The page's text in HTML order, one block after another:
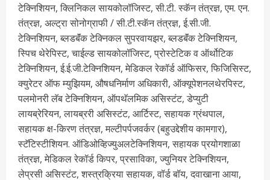
टेक्निशियन, क्लिनिकल सायकोलॉजिस्ट, सी.टी. स्कॅन तंत्रज्ञ, एम. एन.
तंत्रज्ञ, अल्ट्रा सोनोग्राफी / सी.टी.स्कॅन तंत्रज्ञ, ई.सी.जी.
टेक्निशियन, ब्लडबॅंक टेक्निकल सुपरवायझर, ब्लडबॅंक टेक्निशियन,
स्पिच थेरेपिस्ट, चाईल्ड सायकोलॉजिस्ट, प्रोस्टेटिक व ऑर्थोटिक
टेक्निशियन, ई.ई.जी.टेक्निशियन, मेडिकल रेकॉर्ड ऑफिसर, फिजिसिस्ट,
क्युरेटर ऑफ म्युझियम, औषधनिर्माण अधिकारी, ऑक्यूपेशनलथेरपिस्ट,
पलमोनरी लॅब टेक्निशियन, ऑपथॅलमिक असिस्टंट, डेप्युटी
लायब्रेरियन, लायब्ररी असिस्टंट, आर्टिस्ट, सहायक ग्रंथपाल,
सहायक क्ष-किरण तंत्रज्ञ, मल्टीपर्पजवर्कर (बहुउद्देशीय कामगार),
स्टॅटिस्टीशियन. ऑडिओव्हिज्युअलटेक्निशियन, सहायक प्रयोगशाळा
तंत्रज्ञ, मेडिकल रेकॉर्ड किपर, प्रसाविका, ज्युनियर टेक्निशियन,
लेप्रसी असिस्टंट, शस्त्रक्रिया सहायक, वॉर्ड बॉय, दवाखाना आया,